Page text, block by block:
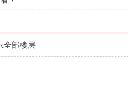
全部楼层